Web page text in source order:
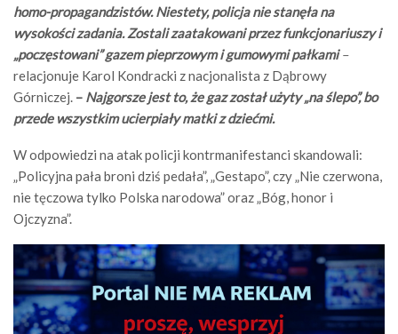
homo-propagandzistów. Niestety, policja nie stanęła na
wysokości zadania. Zostali zaatakowani przez funkcjonariuszy i
„poczęstowani” gazem pieprzowym i gumowymi pałkami–
relacjonuje Karol Kondracki z nacjonalista z Dąbrowy
Górniczej. – Najgorsze jest to, że gaz został użyty „na ślepo”, bo
przede wszystkim ucierpiały matki z dziećmi.
W odpowiedzi na atak policji kontrmanifestanci skandowali:
„Policyjna pała broni dziś pedała”, „Gestapo”, czy „Nie czerwona,
nie tęczowa tylko Polska narodowa” oraz „Bóg, honor i
Ojczyzna”.